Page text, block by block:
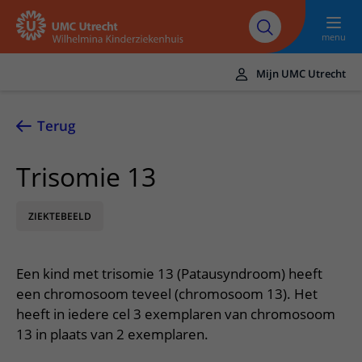
Naar hoofdinhoud
UMC
Utrecht
Research
Steun het
WKZ
menu
UMC Utrecht
Onze zorg
Ziektebeelden
Behandelingen
Specialismen
Poliklinieken
Voor patiënten
Uw kind voorbereiden
Mijn kind heeft een (dag)opname
Mijn kind ligt op de IC
Over ons
Samenwerking
Historie WKZ
Contact en route
Spoed
Meer UMC Utrecht
Mijn UMC Utrecht
Terug
Trisomie 13
ZIEKTEBEELD
Een kind met trisomie 13 (Patausyndroom) heeft
een chromosoom teveel (chromosoom 13). Het
heeft in iedere cel 3 exemplaren van chromosoom
13 in plaats van 2 exemplaren.